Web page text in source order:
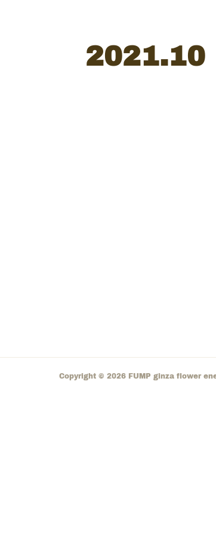
2021.10
Copyright © 2026 FUMP ginza flower